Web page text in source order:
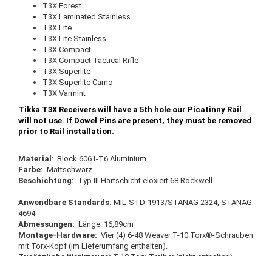
T3X Forest
T3X Laminated Stainless
T3X Lite
T3X Lite Stainless
T3X Compact
T3X Compact Tactical Rifle
T3X Superlite
T3X Superlite Camo
T3X Varmint
Tikka T3X Receivers will have a 5th hole our Picatinny Rail
will not use. If Dowel Pins are present, they must be removed
prior to Rail installation.
Material : Block 6061-T6 Aluminium.
Farbe: Mattschwarz
Beschichtung: Typ III Hartschicht eloxiert 68 Rockwell.
Anwendbare Standards: MIL-STD-1913/STANAG 2324, STANAG
4694
Abmessungen: Länge: 16,89cm
Montage-Hardware: Vier (4) 6-48 Weaver T-10 Torx®-Schrauben
mit Torx-Kopf (im Lieferumfang enthalten).